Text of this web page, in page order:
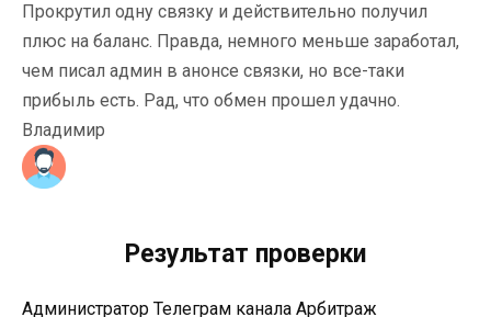
Прокрутил одну связку и действительно получил
плюс на баланс. Правда, немного меньше заработал,
чем писал админ в анонсе связки, но все-таки
прибыль есть. Рад, что обмен прошел удачно.
Владимир
Результат проверки
Администратор Телеграм канала Арбитраж